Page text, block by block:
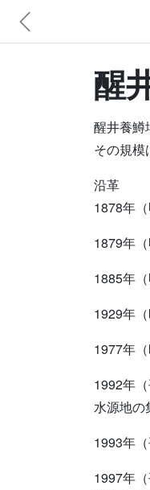
醒
醒井養鱒
その規模
沿革
1878年
1879年
1885年
1929年
1977年
1992年
水源地の
1993年
1997年